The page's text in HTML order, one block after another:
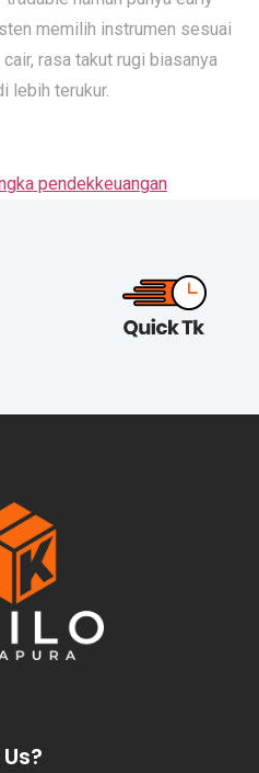
memilih instrumen sesuai
rasa takut rugi biasanya
lebih terukur.
pendekkeuangan